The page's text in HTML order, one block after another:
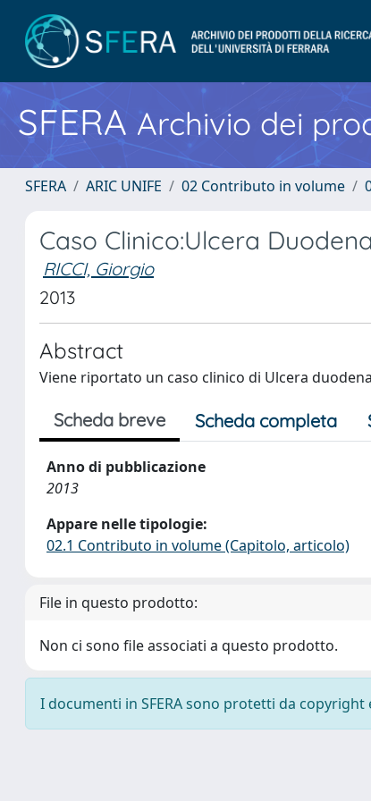
SFERA Archivio dei
SFERA ARIC UNIFE 02 Contributo in volume
Caso Clinico:Ulcera
RICCI, Giorgio
2013
Abstract
Viene riportato un caso clinico di Ulcera
Scheda breve Scheda completa
Anno di pubblicazione
2013
Appare nelle tipologie:
02.1 Contributo in volume (Capitolo, articolo)
File in questo prodotto:
Non ci sono file associati a questo prodotto.
I documenti in SFERA sono protetti da